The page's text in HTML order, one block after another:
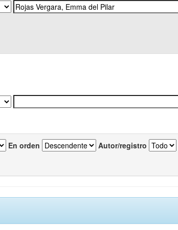
En orden Autor/registro